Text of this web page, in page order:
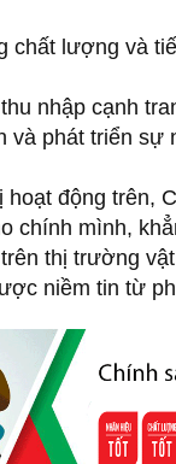
chất lượng và
nhập cạnh
và phát triển sự
hoạt động trên,
chính mình,
thị trường
niềm tin từ